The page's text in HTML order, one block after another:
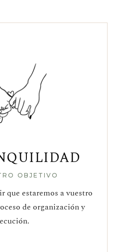
OBJETIVO
que estaremos a vuestro
de organización y